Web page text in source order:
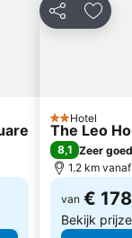
Square 34th Street
Theatre Club
Terminal
Delen
2 Sterren
Hotel
The Leo
8,1 Zeer goed
1.2 km
van € 178
Bekijk